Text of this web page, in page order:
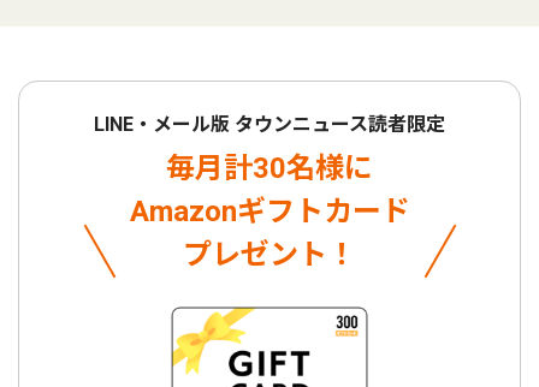
LINE・メール版 タウンニュース読者限定
毎月計30名様に
Amazonギフトカード
プレゼント！